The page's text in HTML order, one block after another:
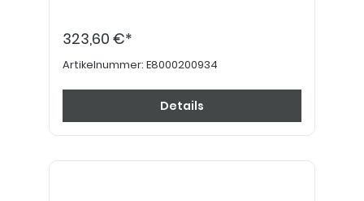
323,60 €*
Artikelnummer: E8000200934
Details